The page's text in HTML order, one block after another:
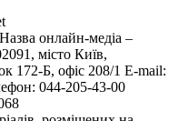
онлайн-медіа –
місто Київ,
Б, офіс 208/1 E-mail:
044-205-43-00